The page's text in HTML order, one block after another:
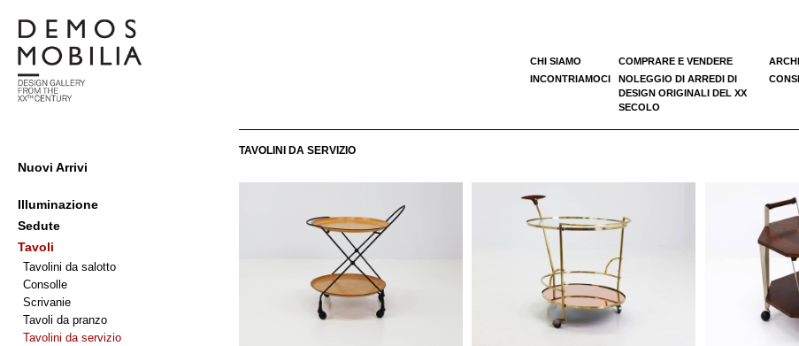
contenuto
Menu
di
navigzione
Nuovi Arrivi
Illuminazione
Sedute
Tavoli
Tavolini da salotto
Consolle
Scrivanie
Tavoli da pranzo
Tavolini da servizio
CHI SIAMO COMPRARE E VENDERE
INCONTRIAMOCI
NOLEGGIO DI ARREDI DI
DESIGN ORIGINALI DEL XX
SECOLO
TAVOLINI DA SERVIZIO